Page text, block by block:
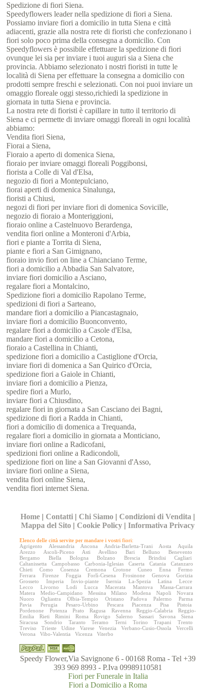
Spedizione di fiori Siena.
Speedyflowers leader nella spedizione di fiori a Siena.
Possiamo inviare fiori a domicilio in tutta Siena e città
adiacenti, grazie alla nostra rete di fioristi che confezionano i
fiori solo poco prima della consegna a domicilio. Con
Speedyflowers è possibile effettuare la spedizione di fiori
ovunque lei sia per inviare i tuoi auguri sia a Siena che
provincia. Abbiamo selezionato i nostri fioristi in tutte le
località di Siena per effettuare la consegna a domicilio con
prodotti sempre freschi e selezionati. Con noi puoi inviare un
omaggio floreale oggi stesso,richiedi la spedizione in
giornata in tutta Siena e provincia.
La nostra rete di fioristi è capillare in tutto il territorio di
Siena e ci permette di inviare omaggi floreali in ogni località
abbiamo:
Vendita fiori Siena,
Fiorai a Siena,
Fioraio a aperto di domenica Siena,
fioraio per inviare omaggi floreali Poggibonsi,
fiorista a Colle di Val d'Elsa,
negozio di fiori a Montepulciano,
fiorai aperti di domenica Sinalunga,
fioristi a Chiusi,
negozi di fiori per inviare fiori di domenica Sovicille,
negozio di fioraio a Monteriggioni,
fioraio online a Castelnuovo Berardenga,
vendita fiori online a Monteroni d'Arbia,
fiori e piante a Torrita di Siena,
piante e fiori a San Gimignano,
fioraio invio fiori on line a Chianciano Terme,
fiori a domicilio a Abbadia San Salvatore,
inviare fiori domicilio a Asciano,
regalare fiori a Montalcino,
Spedizione fiori a domicilio Rapolano Terme,
spedizioni di fiori a Sarteano,
mandare fiori a domicilio a Piancastagnaio,
inviare fiori a domicilio Buonconvento,
regalare fiori a domicilio a Casole d'Elsa,
mandare fiori a domicilio a Cetona,
fioraio a Castellina in Chianti,
spedizione fiori a domicilio a Castiglione d'Orcia,
inviare fiori di domenica a San Quirico d'Orcia,
spedizione fiori a Gaiole in Chianti,
inviare fiori a domicilio a Pienza,
spedire fiori a Murlo,
inviare fiori a Chiusdino,
regalare fiori in giornata a San Casciano dei Bagni,
spedizione di fiori a Radda in Chianti,
fiori a domicilio di domenica a Trequanda,
regalare fiori a domicilio in giornata a Monticiano,
inviare fiori online a Radicofani,
spedizioni fiori online a Radicondoli,
spedizione fiori on line a San Giovanni d'Asso,
inviare fiori online a Siena,
vendita fiori online Siena,
vendita fiori internet Siena.
Home | Contatti | Chi Siamo | Condizioni di Vendita |
Mappa del Sito | Cookie Policy |Informativa Privacy
Elenco delle città servite per mandare i vostri fiori:
Agrigento
Alessandria Ancona Andria-Barletta-Trani Aosta
Aquila
Arezzo
Ascoli-Piceno Asti Avellino Bari Belluno
Benevento
Bergamo
Biella Bologna Bolzano Brescia Brindisi
Cagliari
Caltanissetta
Campobasso Carbonia-Iglesias Caserta Catania
Catanzaro
Chieti
Como Cosenza Cremona Crotone Cuneo Enna
Fermo
Ferrara
Firenze Foggia Forlì-Cesena Frosinone Genova
Gorizia
Grosseto
Imperia Invio-piante Isernia La-Spezia Latina
Lecce
Lecco
Livorno Lodi Lucca Macerata Mantova
Massa-Carrara
Matera
Medio-Campidano Messina Milano Modena Napoli
Novara
Nuoro
Ogliastra Olbia-Tempio Oristano Padova Palermo
Parma
Pavia
Perugia Pesaro-Urbino Pescara Piacenza Pisa
Pistoia
Pordenone
Potenza Prato Ragusa Ravenna Reggio-Calabria
Reggio-
Emilia
Rieti Rimini Roma Rovigo Salerno Sassari Savona
Siena
Siracusa
Sondrio Taranto Teramo Terni Torino Trapani
Trento
Treviso
Trieste Udine Varese Venezia Verbano-Cusio-Ossola
Vercelli
Verona
Vibo-Valentia Vicenza Viterbo
Speedy Flower,Via Savignone 6 - 00168 Roma - Tel +39
393 969 8993 - P.Iva 09989110581
Fiori per Funerale in Italia
Fiori a Domicilio a Roma